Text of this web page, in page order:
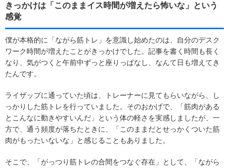
きっかけは「このままイス時間が増えたら怖いな」という
感覚
僕が本格的に「ながら筋トレ」を意識し始めたのは、自分のデスク
ワーク時間が増えたことがきっかけでした。記事を書く時間も長く
なり、気がつくと午前中ずっと座りっぱなし、なんて日も増えてき
たんです。
ライザップに通っていた頃は、トレーナーに見てもらいながら、し
っかりした筋トレを行っていました。そのおかげで、「筋肉がある
とこんなに動きやすいんだ」という体の軽さを実感しましたが、一
方で、通う頻度が落ちたときに、「このままだとせっかくついた筋
肉がもったいないな」と感じることもありました。
そこで、「がっつり筋トレの合間をつなぐ存在」として、「ながら